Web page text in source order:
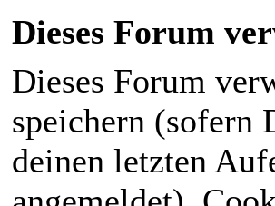
Dieses Forum
Dieses Forum
speichern (sofern
deinen letzten